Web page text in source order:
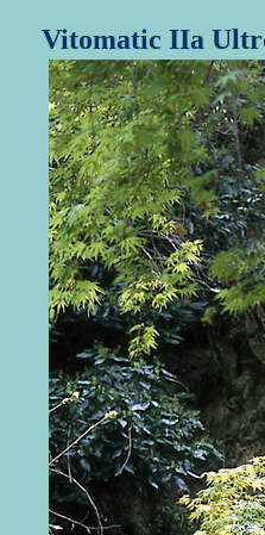
Vitomatic IIa